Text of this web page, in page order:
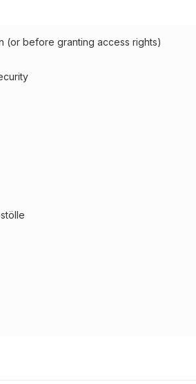
(or before granting access rights)